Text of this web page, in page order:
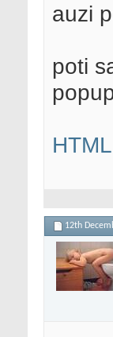
auzi
poti
12th